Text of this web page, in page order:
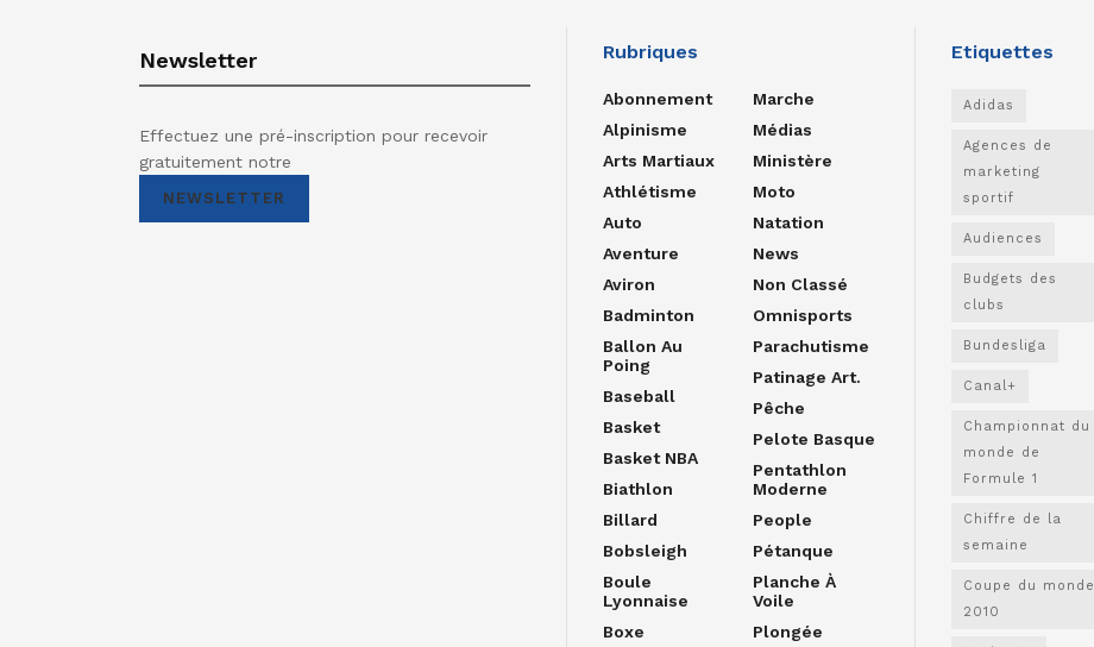
Newsletter
Effectuez une pré-inscription pour recevoir
gratuitement notre
NEWSLETTER
Rubriques
Abonnement
Alpinisme
Arts Martiaux
Athlétisme
Auto
Aventure
Aviron
Badminton
Ballon Au
Poing
Baseball
Basket
Basket NBA
Biathlon
Billard
Bobsleigh
Boule
Lyonnaise
Boxe
Marche
Médias
Ministère
Moto
Natation
News
Non Classé
Omnisports
Parachutisme
Patinage Art.
Pêche
Pelote Basque
Pentathlon
Moderne
People
Pétanque
Planche À
Voile
Plongée
Etiquettes
Adidas
Agences de
marketing
sportif
Audiences
Budgets des
clubs
Bundesliga
Canal+
Championnat du
monde de
Formule 1
Chiffre de la
semaine
Coupe du monde
2010